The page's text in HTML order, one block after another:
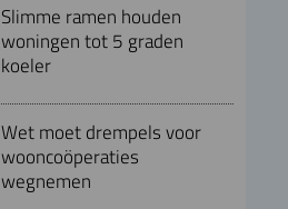
Slimme ramen houden
woningen tot 5 graden
koeler
Wet moet drempels voor
wooncoöperaties
wegnemen